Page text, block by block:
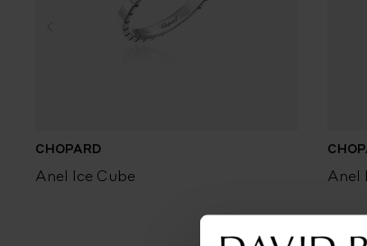
CHOPARD
Anel Ice Cube Anel